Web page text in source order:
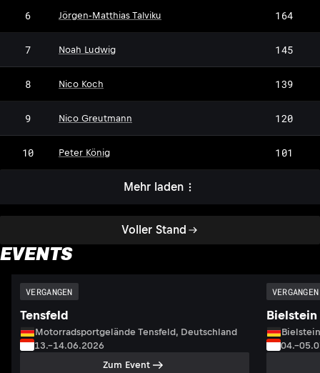
Voller Stand
6 Jörgen‐Matthias Talviku 164
7 Noah Ludwig 145
8 Nico Koch 139
9 Nico Greutmann 120
10 Peter König 101
Mehr laden
EVENTS
VERGANGEN
Tensfeld
Motorradsportgelände Tensfeld, Deutschland
13.–14.06.2026
Zum Event
VERGANGEN
Bielstein